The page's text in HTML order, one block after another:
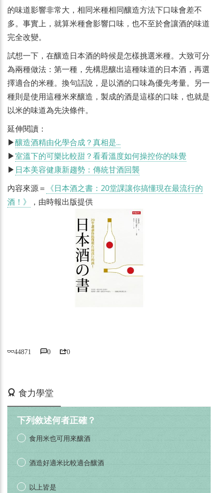
的味道影響非常大，相同米種相同釀造方法下口味會差不
多。事實上，就算米種會影響口味，也不至於會讓酒的味道
完全改變。
試想一下，在釀造日本酒的時候是怎樣挑選米種。大致可分
為兩種做法：第一種，先構思釀出這種味道的日本酒，再選
擇適合的米種。換句話說，是以酒的口味為優先考量。另一
種則是使用這種米來釀造，製成的酒是這樣的口味，也就是
以米的味道為先決條件。
延伸閱讀：
▶釀造酒精由化學合成？真相是...
▶室溫下的可樂比較甜？看看溫度如何操控你的味覺
▶ 日本美容健康新趨勢：傳統甘酒回襲
內容來源＝ 《日本酒之書：20堂課讓你搞懂現在最流行的
酒！》
，由時報出版提供
44871 0 0
食力學堂
下列敘述何者正確？
食用米也可用來釀酒
酒造好適米比較適合釀酒
以上皆是